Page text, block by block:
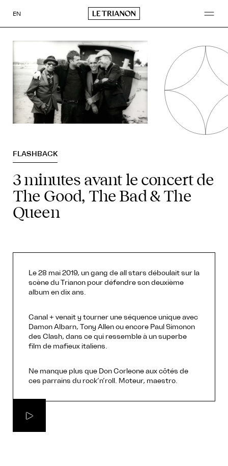
auEN
FLASHBACK
3 minutes avant le concert de
The Good, The Bad & The
Queen
Le 28 mai 2019, un gang de all stars déboulait sur la
scène du Trianon pour défendre son deuxième
album en dix ans.
Canal + venait y tourner une séquence unique avec
Damon Albarn, Tony Allen ou encore Paul Simonon
des Clash, dans ce qui ressemble à un superbe
film de mafieux italiens.
Ne manque plus que Don Corleone aux côtés de
ces parrains du rock’n’roll. Moteur, maestro.